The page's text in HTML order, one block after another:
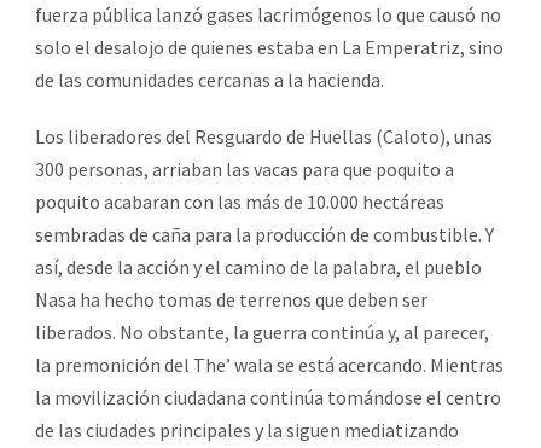
fuerza pública lanzó gases lacrimógenos lo que causó no
solo el desalojo de quienes estaba en La Emperatriz, sino
de las comunidades cercanas a la hacienda.
Los liberadores del Resguardo de Huellas (Caloto), unas
300 personas, arriaban las vacas para que poquito a
poquito acabaran con las más de 10.000 hectáreas
sembradas de caña para la producción de combustible. Y
así, desde la acción y el camino de la palabra, el pueblo
Nasa ha hecho tomas de terrenos que deben ser
liberados. No obstante, la guerra continúa y, al parecer,
la premonición del The’ wala se está acercando. Mientras
la movilización ciudadana continúa tomándose el centro
de las ciudades principales y la siguen mediatizando